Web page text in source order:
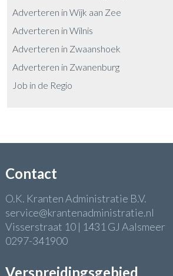
Adverteren in Wijk aan Zee
Adverteren in Wilnis
Adverteren in Zwaanshoek
Adverteren in Zwanenburg
Job in de Regio
Contact
O.K. Kranten Administratie B.V.
service@krantenadministratie.nl
Visserstraat 10 | 1431 GJ Aalsmeer
0297-341900
Verspreidingsgebied